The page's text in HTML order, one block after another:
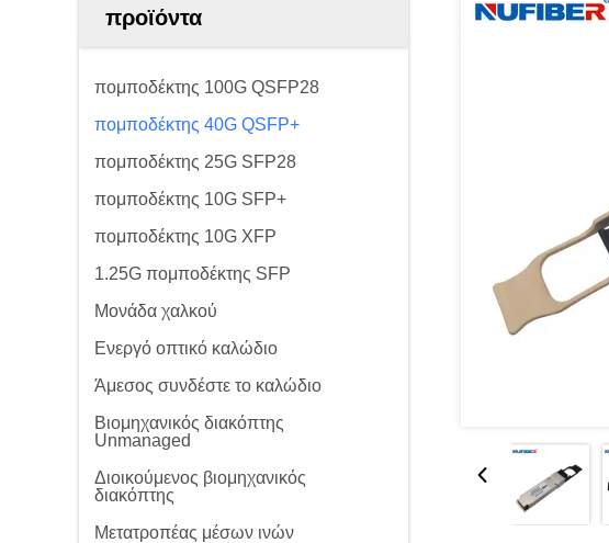
προϊόντα
πομποδέκτης 100G QSFP28
πομποδέκτης 40G QSFP+
πομποδέκτης 25G SFP28
πομποδέκτης 10G SFP+
πομποδέκτης 10G XFP
1.25G πομποδέκτης SFP
Μονάδα χαλκού
Ενεργό οπτικό καλώδιο
Άμεσος συνδέστε το καλώδιο
Βιομηχανικός διακόπτης
Unmanaged
Διοικούμενος βιομηχανικός
διακόπτης
Μετατροπέας μέσων ινών